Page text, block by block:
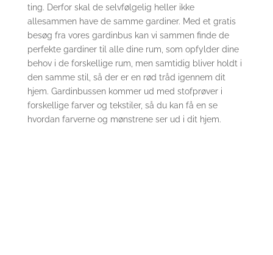
ting. Derfor skal de selvfølgelig heller ikke
allesammen have de samme gardiner. Med et gratis
besøg fra vores gardinbus kan vi sammen finde de
perfekte gardiner til alle dine rum, som opfylder dine
behov i de forskellige rum, men samtidig bliver holdt i
den samme stil, så der er en rød tråd igennem dit
hjem. Gardinbussen kommer ud med stofprøver i
forskellige farver og tekstiler, så du kan få en se
hvordan farverne og mønstrene ser ud i dit hjem.